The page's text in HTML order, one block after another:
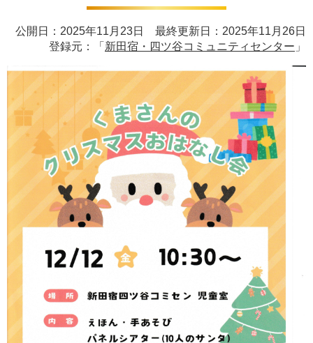
公開日：2025年11月23日 最終更新日：2025年11月26日
登録元：「 新田宿・四ツ谷コミュニティセンター 」